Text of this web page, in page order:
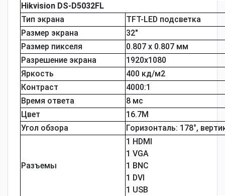
Hikvision DS-D5032FL
Тип экрана
TFT-LED подсветка
Размер экрана
32"
Размер пикселя
0.807 х 0.807 мм
Разрешение экрана
1920х1080
Яркость
400 кд/м2
Контраст
4000:1
Время ответа
8 мс
Цвет
16.7М
Угол обзора
Горизонталь: 178°,
Разъемы
1 HDMI
1 VGA
1 BNC
1 DVI
1 USB